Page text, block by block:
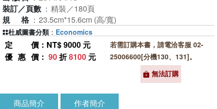
裝訂／頁數 ： 精裝／180頁
規格 ： 23.5cm*15.6cm (高/寬)
定價 ：NT$ 9000 元
優惠價 ： 90折8100 元
若需訂購本書，請電洽客服 02-
25006600[分機130、131]。
無法訂購
杜威圖書分類 ： Economics
商品簡介 作者簡介